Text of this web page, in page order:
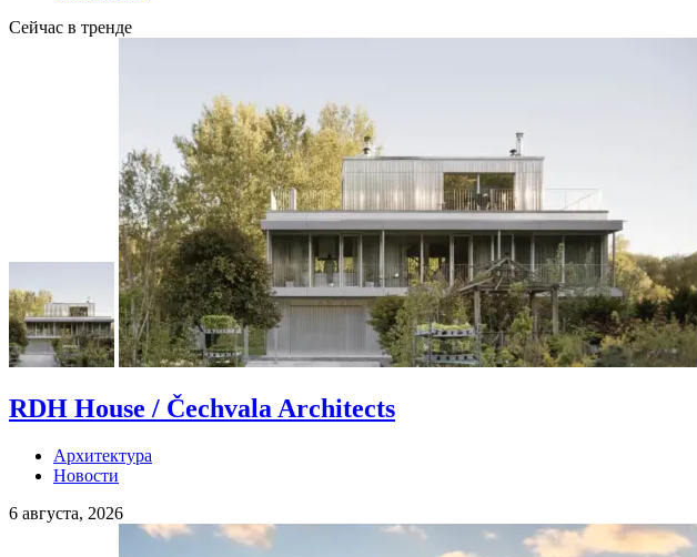
Сейчас в тренде
RDH House / Čechvala Architects
Архитектура
Новости
6 августа, 2026